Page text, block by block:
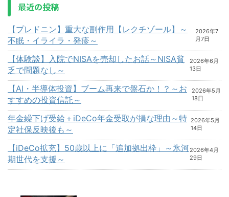
最近の投稿
【プレドニン】重大な副作用【レクチゾール】～
不眠・イライラ・発疹～
2026年7
月7日
【体験談】入院でNISAを売却したお話～NISA貧
乏で問題なし～
2026年6月
13日
【AI・半導体投資】ブーム再来で盤石か！？～お
すすめの投資信託～
2026年5月
18日
年金繰下げ受給＋iDeCo年金受取が損な理由～特
定社保反映後も～
2026年5月
14日
【iDeCo拡充】50歳以上に「追加拠出枠」～氷河
期世代を支援～
2026年4月
29日